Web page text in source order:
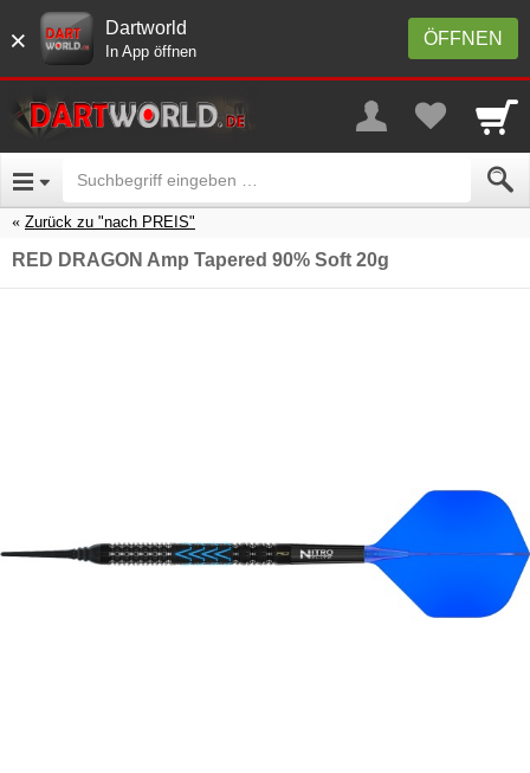
× ÖFFNEN
Dartworld
In App öffnen
Zurück zu "nach PREIS"
RED DRAGON Amp Tapered 90% Soft 20g